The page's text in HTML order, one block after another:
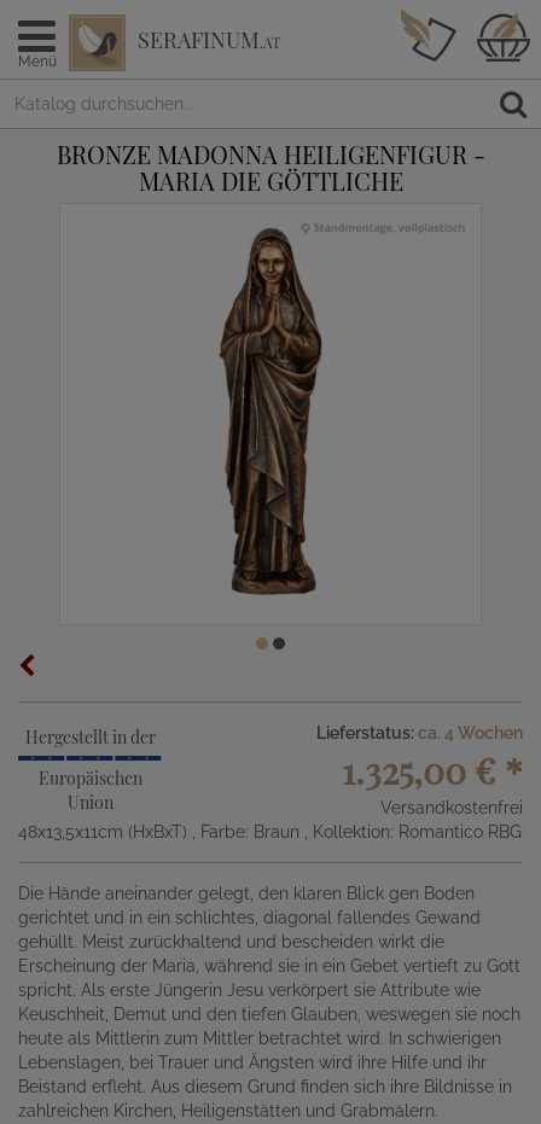
Menü
SERAFINUM.AT
BRONZE MADONNA HEILIGENFIGUR -
MARIA DIE GÖTTLICHE
Hergestellt in der
Europäischen
Union
Lieferstatus: ca. 4 Wochen
1.325,00 € *
Versandkostenfrei
48x13,5x11cm (HxBxT)
, Farbe: Braun , Kollektion: Romantico RBG
Die Hände aneinander gelegt, den klaren Blick gen Boden
gerichtet und in ein schlichtes, diagonal fallendes Gewand
gehüllt. Meist zurückhaltend und bescheiden wirkt die
Erscheinung der Maria, während sie in ein Gebet vertieft zu Gott
spricht. Als erste Jüngerin Jesu verkörpert sie Attribute wie
Keuschheit, Demut und den tiefen Glauben, weswegen sie noch
heute als Mittlerin zum Mittler betrachtet wird. In schwierigen
Lebenslagen, bei Trauer und Ängsten wird ihre Hilfe und ihr
Beistand erfleht. Aus diesem Grund finden sich ihre Bildnisse in
zahlreichen Kirchen, Heiligenstätten und Grabmälern.